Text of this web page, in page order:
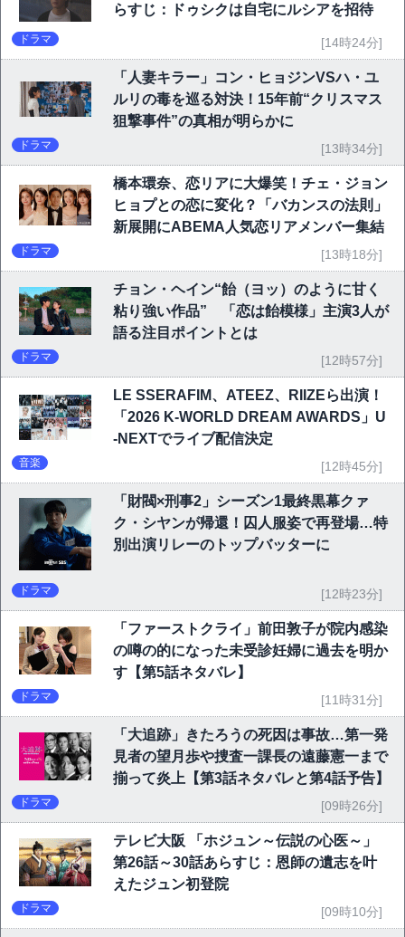
らすじ：ドゥシクは自宅にルシアを招待
ドラマ [14時24分]
「人妻キラー」コン・ヒョジンVSハ・ユ
ルリの毒を巡る対決！15年前“クリスマス
狙撃事件”の真相が明らかに
ドラマ [13時34分]
橋本環奈、恋リアに大爆笑！チェ・ジョン
ヒョプとの恋に変化？「バカンスの法則」
新展開にABEMA人気恋リアメンバー集結
ドラマ [13時18分]
チョン・ヘイン“飴（ヨッ）のように甘く
粘り強い作品” 「恋は飴模様」主演3人が
語る注目ポイントとは
ドラマ [12時57分]
LE SSERAFIM、ATEEZ、RIIZEら出演！
「2026 K-WORLD DREAM AWARDS」U
-NEXTでライブ配信決定
音楽 [12時45分]
「財閥×刑事2」シーズン1最終黒幕クァ
ク・シヤンが帰還！囚人服姿で再登場…特
別出演リレーのトップバッターに
ドラマ [12時23分]
「ファーストクライ」前田敦子が院内感染
の噂の的になった未受診妊婦に過去を明か
す【第5話ネタバレ】
ドラマ [11時31分]
「大追跡」きたろうの死因は事故…第一発
見者の望月歩や捜査一課長の遠藤憲一まで
揃って炎上【第3話ネタバレと第4話予告】
ドラマ [09時26分]
テレビ大阪 「ホジュン～伝説の心医～」
第26話～30話あらすじ：恩師の遺志を叶
えたジュン初登院
ドラマ [09時10分]